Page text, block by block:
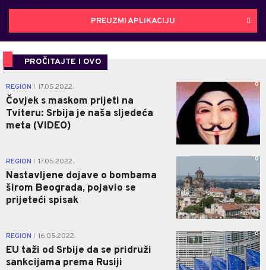
PREUZMI APLIKACIJU
PROČITAJTE I OVO
REGION 17.05.2022.
Čovjek s maskom prijeti na
Tviteru: Srbija je naša sljedeća
meta (VIDEO)
0
REGION 17.05.2022.
Nastavljene dojave o bombama
širom Beograda, pojavio se
prijeteći spisak
0
REGION 16.05.2022.
EU taži od Srbije da se pridruži
sankcijama prema Rusiji
0